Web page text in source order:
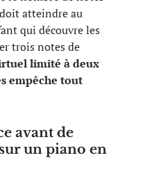
atteindre au
qui découvre les
trois notes de
limité à deux
empêche tout
avant de
un piano en